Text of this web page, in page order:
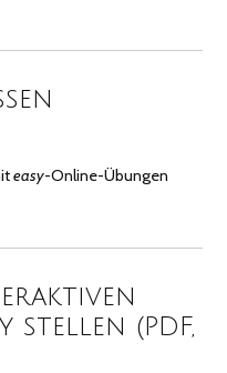
easy-Online-Übungen
stellen (PDF,